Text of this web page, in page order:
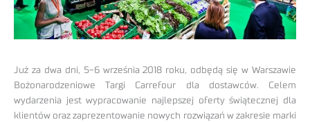
Już za dwa dni, 5-6 września 2018 roku, odbędą się w Warszawie
Bożonarodzeniowe Targi Carrefour dla dostawców. Celem
wydarzenia jest wypracowanie najlepszej oferty świątecznej dla
klientów oraz zaprezentowanie nowych rozwiązań w zakresie marki